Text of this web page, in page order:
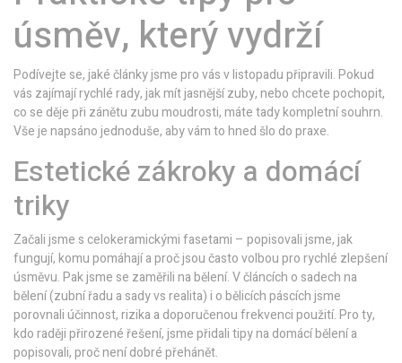
úsměv, který vydrží
Podívejte se, jaké články jsme pro vás v listopadu připravili. Pokud
vás zajímají rychlé rady, jak mít jasnější zuby, nebo chcete pochopit,
co se děje při zánětu zubu moudrosti, máte tady kompletní souhrn.
Vše je napsáno jednoduše, aby vám to hned šlo do praxe.
Estetické zákroky a domácí
triky
Začali jsme s celokeramickými fasetami – popisovali jsme, jak
fungují, komu pomáhají a proč jsou často volbou pro rychlé zlepšení
úsměvu. Pak jsme se zaměřili na bělení. V článcích o sadech na
bělení (zubní řadu a sady vs realita) i o bělicích páscích jsme
porovnali účinnost, rizika a doporučenou frekvenci použití. Pro ty,
kdo raději přirozené řešení, jsme přidali tipy na domácí bělení a
popisovali, proč není dobré přehánět.